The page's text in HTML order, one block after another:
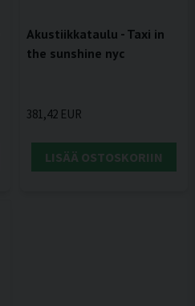
Akustiikkataulu - Taxi in
the sunshine nyc
381,42 EUR
LISÄÄ OSTOSKORIIN